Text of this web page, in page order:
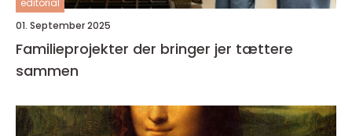
editorial
01. September 2025
Familieprojekter der bringer jer tættere
sammen